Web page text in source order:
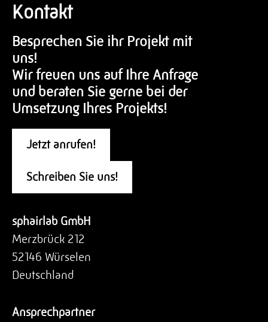
Kontakt
Besprechen Sie ihr Projekt mit
uns!
Wir freuen uns auf Ihre Anfrage
und beraten Sie gerne bei der
Umsetzung Ihres Projekts!
Jetzt anrufen!
Schreiben Sie uns!
sphairlab GmbH
Merzbrück 212
52146 Würselen
Deutschland
Ansprechpartner